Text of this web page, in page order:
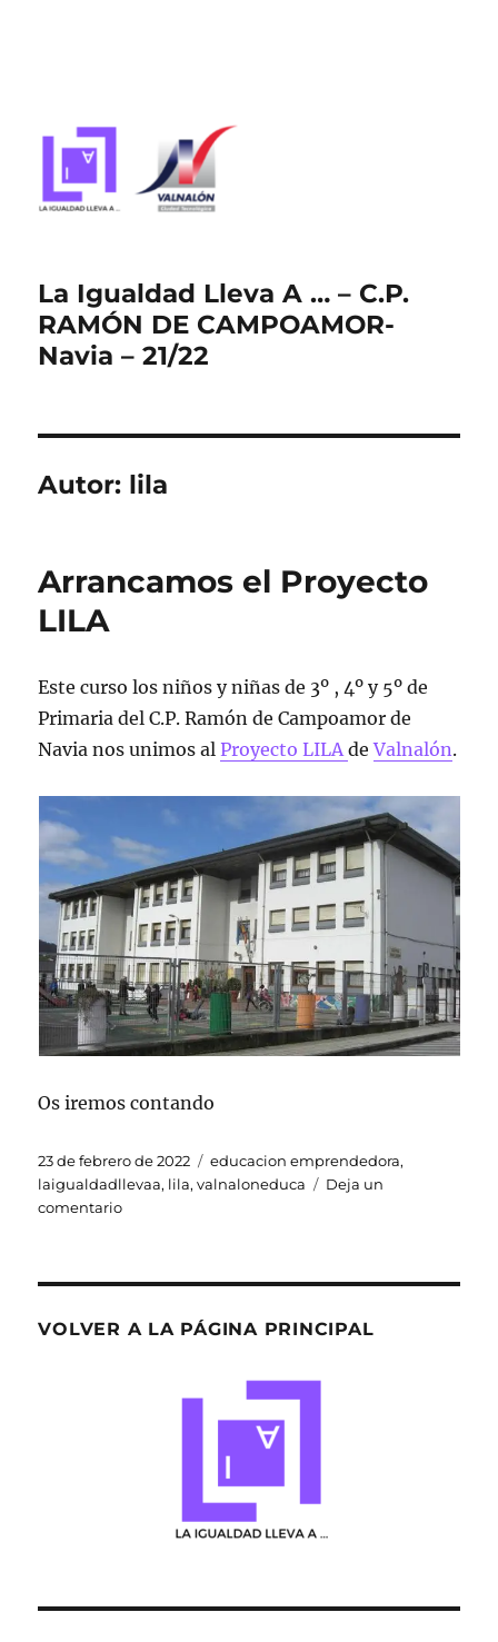
La Igualdad Lleva A … – C.P.
RAMÓN DE CAMPOAMOR-
Navia – 21/22
Autor: lila
Arrancamos el Proyecto
LILA
Este curso los niños y niñas de 3º , 4º y 5º de
Primaria del C.P. Ramón de Campoamor de
Navia nos unimos alProyecto LILAdeValnalón.
Os iremos contando
Publicado
el
23 de febrero de 2022 Etiquetas
educacion emprendedora,
laigualdadllevaa, lila,valnaloneduca
Deja un
comentarioen
VOLVER A LA PÁGINA PRINCIPAL